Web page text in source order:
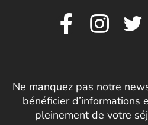
Ne manquez pas notre
bénéficier d’informations
pleinement de votre